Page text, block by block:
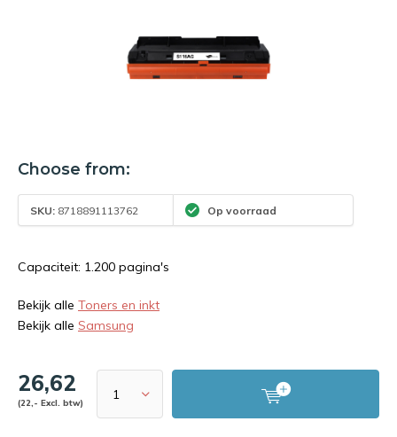
Choose from:
SKU: 8718891113762 Op voorraad
Capaciteit: 1.200 pagina's
Bekijk alle Toners en inkt
Bekijk alle Samsung
26,62
(22,- Excl. btw)